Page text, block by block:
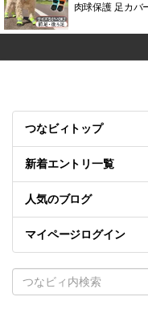
肉球保護 足カバ
つなビィトップ
新着エントリ一覧
人気のブログ
マイページログイン